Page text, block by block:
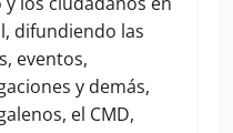
difundiendo las
eventos,
y demás,
el CMD,